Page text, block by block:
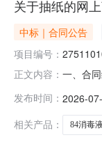
关于抽纸的网
中标｜合同公告
项目编号：
正文内容： 一、合
江苏澜
发布时间： 2026-
相关产品：
84消毒液